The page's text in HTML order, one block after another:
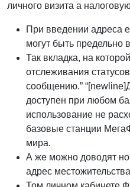
личного визита а
При введении адреса
могут быть предельно
Так вкладка, на
отслеживания
сообщению.”
доступен при любом
использование не
базовые станции
мира.
А же можно доводят
адрес